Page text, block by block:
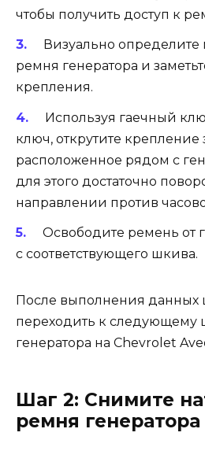
чтобы получить доступ к
Визуально
ремня генератора и
крепления.
Используя гаечный
ключ, открутите
расположенное рядом с
для этого достаточно
направлении против
Освободите ремень от
с соответствующего шкива.
После выполнения данных
переходить к следующему
генератора на Chevrolet
Шаг 2: Снимите
ремня генератора